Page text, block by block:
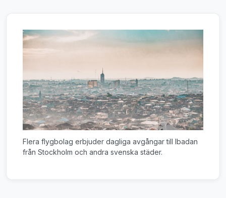
Flera flygbolag erbjuder dagliga avgångar till Ibadan
från Stockholm och andra svenska städer.